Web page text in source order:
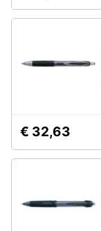
€ 32,63